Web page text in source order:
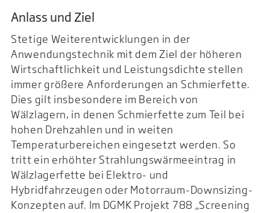
Anlass und Ziel
Stetige Weiterentwicklungen in der
Anwendungstechnik mit dem Ziel der höheren
Wirtschaftlichkeit und Leistungsdichte stellen
immer größere Anforderungen an Schmierfette.
Dies gilt insbesondere im Bereich von
Wälzlagern, in denen Schmierfette zum Teil bei
hohen Drehzahlen und in weiten
Temperaturbereichen eingesetzt werden. So
tritt ein erhöhter Strahlungswärmeeintrag in
Wälzlagerfette bei Elektro- und
Hybridfahrzeugen oder Motorraum-Downsizing-
Konzepten auf. Im DGMK Projekt 788 „Screening